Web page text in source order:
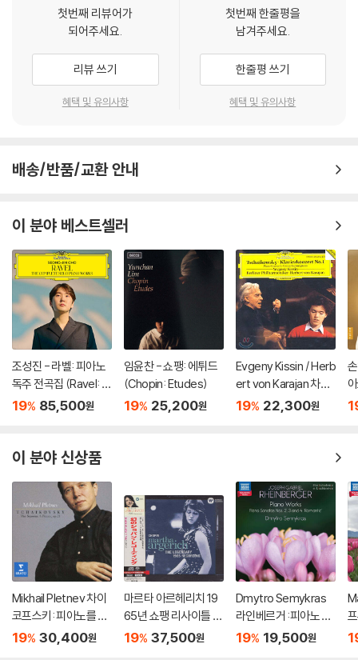
첫번째 리뷰어가
되어주세요.
리뷰 쓰기
혜택 및 유의사항
첫번째 한줄평을
남겨주세요.
한줄평 쓰기
혜택 및 유의사항
배송/반품/교환 안내
이 분야 베스트셀러
조성진 - 라벨: 피아노
독주 전곡집 (Ravel: T
he Complete Solo Pi
19% 85,500원
임윤찬 - 쇼팽: 에튀드
(Chopin: Etudes)
19% 25,200원
Evgeny Kissin / Herb
ert von Karajan 차이
코프스키: 피아노 협주
o No.1)
19% 22,300원
이 분야 신상품
Mikhail Pletnev 차이
코프스키: 피아노를 위
한 6개의 소품과 사계
19% 30,400원
마르타 아르헤리치 19
65년 쇼팽 리사이틀 녹
음 (Martha Argerich
19% 37,500원
Dmytro Semykras
라인베르거 :피아노 작
품 (Rheinberger: Pia
19% 19,500원